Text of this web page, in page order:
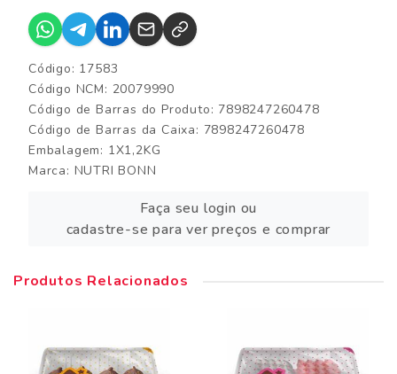
Código: 17583
Código NCM: 20079990
Código de Barras do Produto: 7898247260478
Código de Barras da Caixa: 7898247260478
Embalagem: 1X1,2KG
Marca: NUTRI BONN
Faça seu login ou
cadastre-se para ver preços e comprar
Produtos Relacionados